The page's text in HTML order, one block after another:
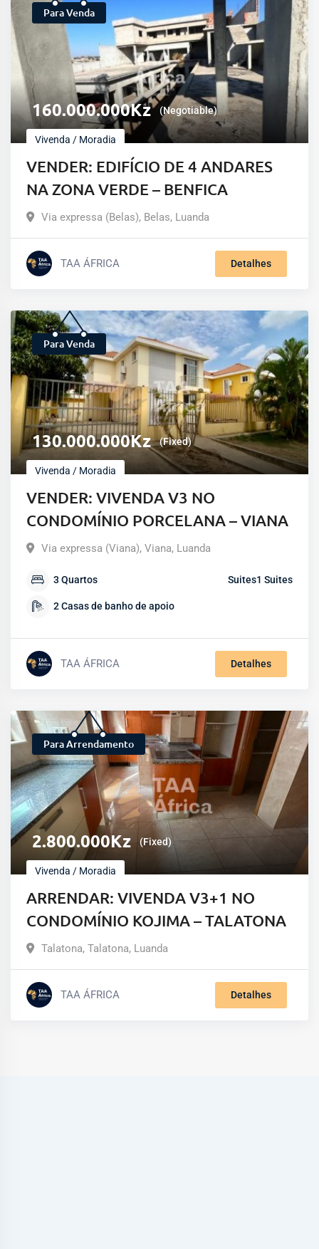
Para Venda
160.000.000Kz (Negotiable)
Vivenda / Moradia
VENDER: EDIFÍCIO DE 4 ANDARES
NA ZONA VERDE – BENFICA
Via expressa (Belas), Belas, Luanda
TAA ÁFRICA Detalhes
Para Venda
130.000.000Kz (Fixed)
Vivenda / Moradia
VENDER: VIVENDA V3 NO
CONDOMÍNIO PORCELANA – VIANA
Via expressa (Viana), Viana, Luanda
3Quartos Suites1 Suites
2Casas de banho de apoio
TAA ÁFRICA Detalhes
Para Arrendamento
2.800.000Kz (Fixed)
Vivenda / Moradia
ARRENDAR: VIVENDA V3+1 NO
CONDOMÍNIO KOJIMA – TALATONA
Talatona, Talatona, Luanda
TAA ÁFRICA Detalhes